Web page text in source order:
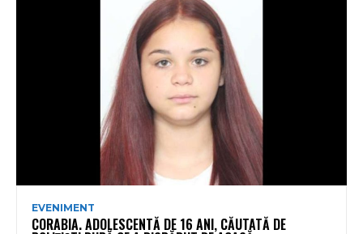
EVENIMENT
CORABIA. ADOLESCENTĂ DE 16 ANI, CĂUTATĂ DE